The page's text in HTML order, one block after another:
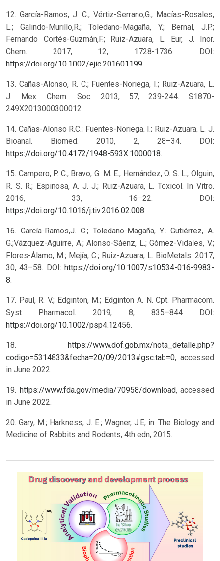
12. García-Ramos, J. C.; Vértiz-Serrano,G.; Macías-Rosales,
L.; Galindo-Murillo,R.; Toledano-Magaña, Y.; Bernal, J.P.;
Fernando Cortés-Guzmán,F.; Ruiz-Azuara, L. Eur, J. Inor.
Chem. 2017, 12, 1728-1736. DOI:
https://doi.org/10.1002/ejic.201601199.
13. Cañas-Alonso, R. C.; Fuentes-Noriega, I.; Ruiz-Azuara, L.
J. Mex. Chem. Soc. 2013, 57, 239-244. S1870-
249X2013000300012.
14. Cañas-Alonso R.C.; Fuentes-Noriega, I.; Ruiz-Azuara, L. J.
Bioanal. Biomed. 2010, 2, 28–34. DOI:
https://doi.org/10.4172/1948-593X.1000018.
15. Campero, P. C.; Bravo, G. M. E.; Hernández, O. S. L.; Olguin,
R. S. R.; Espinosa, A. J. J.; Ruiz-Azuara, L. Toxicol. In Vitro.
2016, 33, 16–22. DOI:
https://doi.org/10.1016/j.tiv.2016.02.008.
16. García-Ramos,J. C.; Toledano-Magaña, Y.; Gutiérrez, A.
G.;Vázquez-Aguirre, A.; Alonso-Sáenz, L.; Gómez-Vidales, V.;
Flores-Álamo, M.; Mejía, C.; Ruiz-Azuara, L. BioMetals. 2017,
30, 43–58. DOI: https://doi.org/10.1007/s10534-016-9983-
8.
17. Paul, R. V.; Edginton, M.; Edginton A. N. Cpt. Pharmacom.
Syst Pharmacol. 2019, 8, 835–844 DOI:
https://doi.org/10.1002/psp4.12456.
18.
https://www.dof.gob.mx/nota_detalle.php?
codigo=5314833&fecha=20/09/2013#gsc.tab=0, accessed
in June 2022.
19. https://www.fda.gov/media/70958/download, accessed
in June 2022.
20. Gary, M.; Harkness, J. E.; Wagner, J.E, in: The Biology and
Medicine of Rabbits and Rodents, 4th edn, 2015.